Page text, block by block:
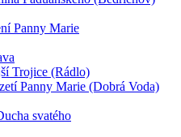
Panny Marie
Trojice (Rádlo)
Panny Marie (Dobrá Voda)
svatého